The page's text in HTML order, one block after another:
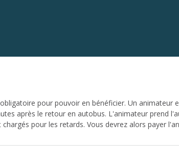
pour pouvoir en bénéficier. Un animateur
après le retour en autobus. L'animateur prend
pour les retards. Vous devrez alors payer